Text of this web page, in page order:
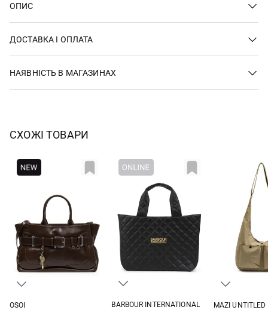
ОПИС
ДОСТАВКА І ОПЛАТА
НАЯВНІСТЬ В МАГАЗИНАХ
СХОЖІ ТОВАРИ
OSOI
BARBOUR INTERNATIONAL
MAZI UNTITLED